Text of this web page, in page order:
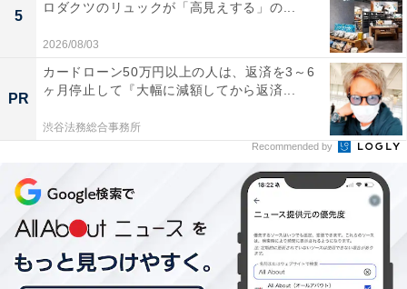
他の星座の運勢も見る
【6月の運勢】おひつじ座（牡羊座）
【6月の運勢】おうし座（牡牛座）
【6月の運勢】ふたご座（双子座）
【6月の運勢】しし座（獅子座）
【6月の運勢】おとめ座（乙女座）※今見ている記事
【6月の運勢】てんびん座（天秤座）
【6月の運勢】さそり座（蠍座）
5
ロダクツのリュックが「高見えする」の...
2026/08/03
PR
カードローン50万円以上の人は、返済を3～6
ヶ月停止して『大幅に減額してから返済...
渋谷法務総合事務所
Recommended by